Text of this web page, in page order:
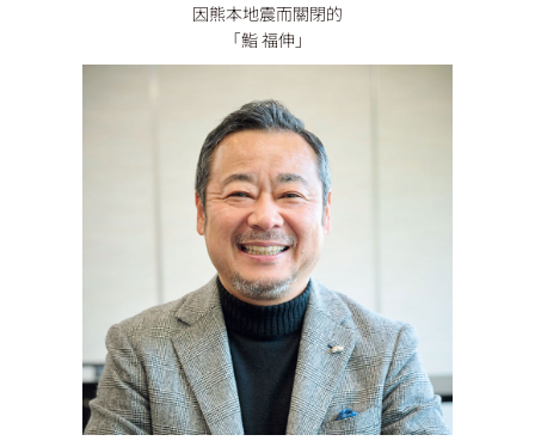
因熊本地震而關閉的
「鮨 福伸」